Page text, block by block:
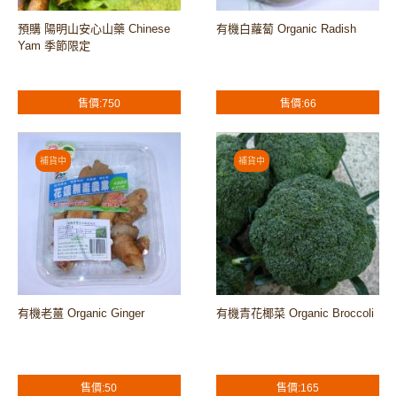
預購 陽明山安心山藥 Chinese
Yam 季節限定
售價:750
有機白蘿蔔 Organic Radish
售價:66
有機老薑 Organic Ginger
售價:50
有機青花椰菜 Organic Broccoli
售價:165